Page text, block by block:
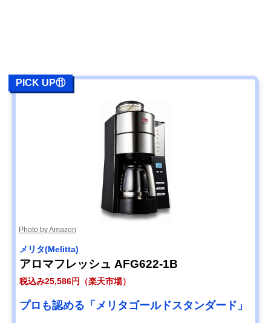
PICK UP⑪
Photo by Amazon
メリタ‎(Melitta)
アロマフレッシュ AFG622-1B
税込み25,586円（楽天市場）
プロも認める「メリタゴールドスタンダード」